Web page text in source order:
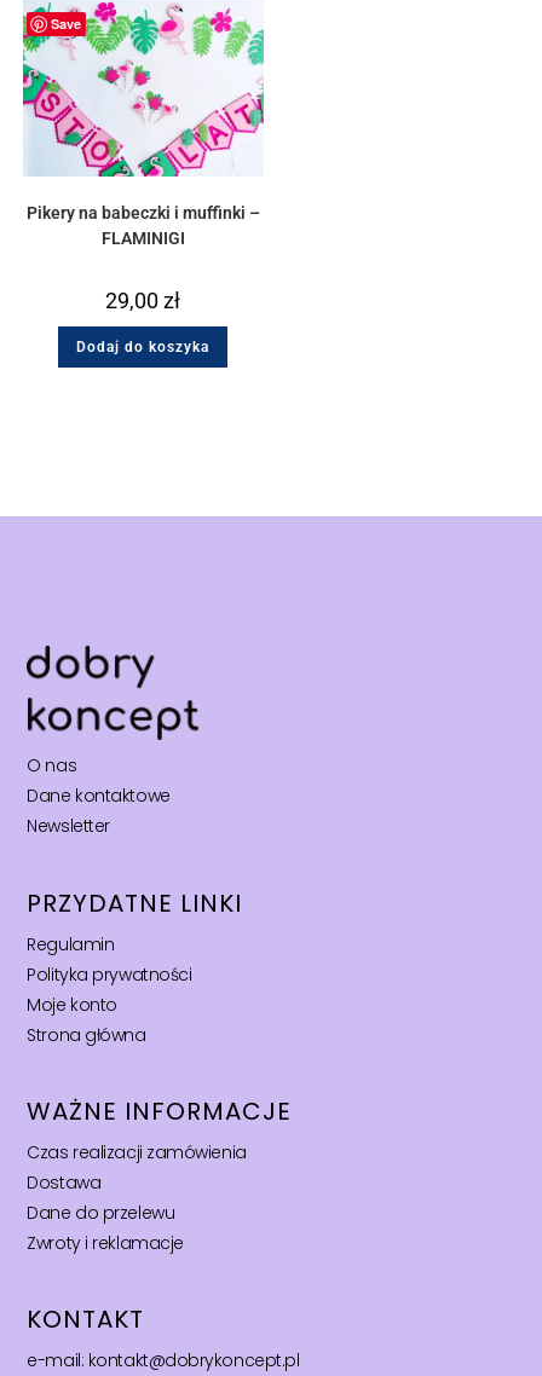
Save
Pikery na babeczki i muffinki –
FLAMINIGI
29,00zł
Dodaj do koszyka
O nas
Dane kontaktowe
Newsletter
PRZYDATNE LINKI
Regulamin
Polityka prywatności
Moje konto
Strona główna
WAŻNE INFORMACJE
Czas realizacji zamówienia
Dostawa
Dane do przelewu
Zwroty i reklamacje
KONTAKT
e-mail: kontakt@dobrykoncept.pl